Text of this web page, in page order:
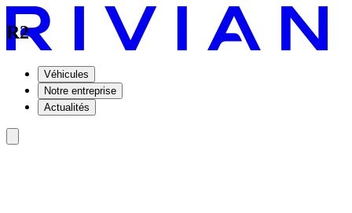
Véhicules
Notre entreprise
Actualités
R2